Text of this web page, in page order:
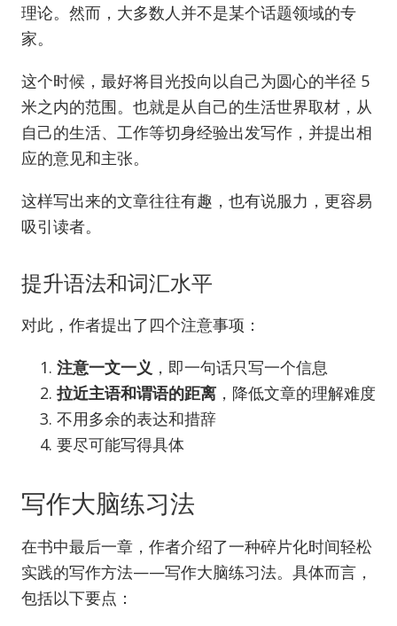
理论。然而，大多数人并不是某个话题领域的专
家。
这个时候，最好将目光投向以自己为圆心的半径 5
米之内的范围。也就是从自己的生活世界取材，从
自己的生活、工作等切身经验出发写作，并提出相
应的意见和主张。
这样写出来的文章往往有趣，也有说服力，更容易
吸引读者。
提升语法和词汇水平
对此，作者提出了四个注意事项：
注意一文一义 ，即一句话只写一个信息
拉近主语和谓语的距离 ，降低文章的理解难度
不用多余的表达和措辞
要尽可能写得具体
写作大脑练习法
在书中最后一章，作者介绍了一种碎片化时间轻松
实践的写作方法——写作大脑练习法。具体而言，
包括以下要点：